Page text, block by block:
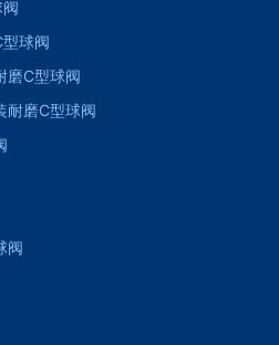
球阀
磨C型球阀
耐磨C型球阀
阀